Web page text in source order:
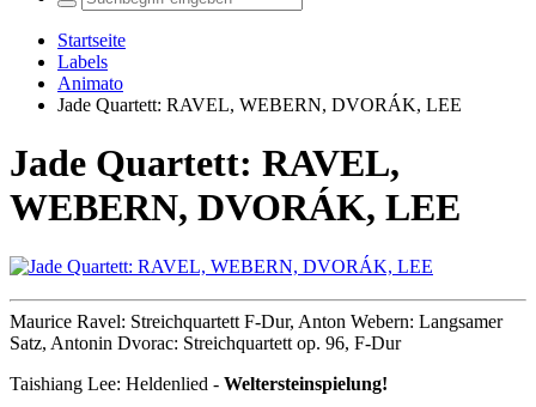
Startseite
Labels
Animato
Jade Quartett: RAVEL, WEBERN, DVORÁK, LEE
Jade Quartett: RAVEL,
WEBERN, DVORÁK, LEE
Maurice Ravel: Streichquartett F-Dur, Anton Webern: Langsamer
Satz, Antonin Dvorac: Streichquartett op. 96, F-Dur
Taishiang Lee: Heldenlied - Weltersteinspielung!